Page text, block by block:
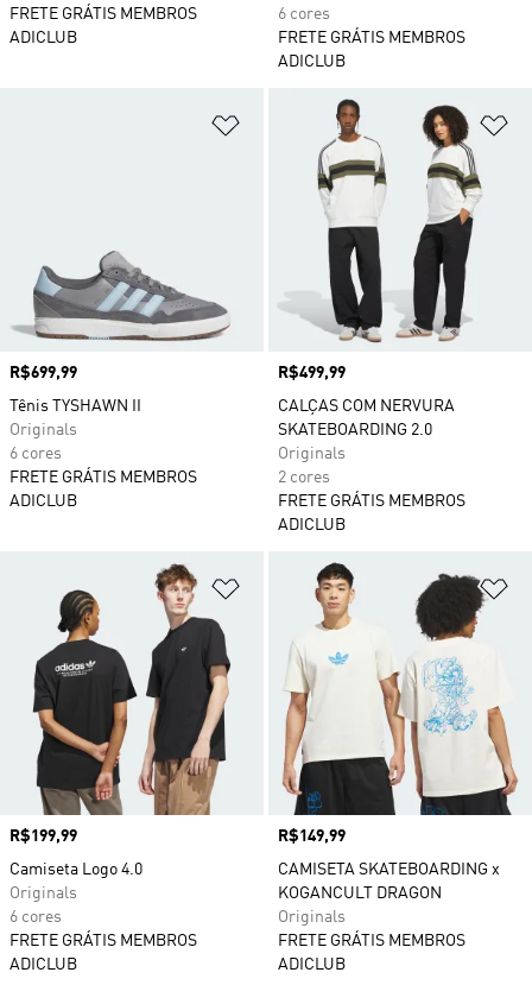
FRETE GRÁTIS MEMBROS
ADICLUB
6 cores
FRETE GRÁTIS MEMBROS
ADICLUB
Adicionar à Lista de Desejos
Preço
R$699,99
Tênis TYSHAWN II
Originals
6 cores
FRETE GRÁTIS MEMBROS
ADICLUB
Preço
R$499,99
CALÇAS COM NERVURA
SKATEBOARDING 2.0
Originals
2 cores
FRETE GRÁTIS MEMBROS
ADICLUB
Adicionar à Lista de Desejos
Preço
R$199,99
Camiseta Logo 4.0
Originals
6 cores
FRETE GRÁTIS MEMBROS
ADICLUB
Preço
R$149,99
CAMISETA SKATEBOARDING x
KOGANCULT DRAGON
Originals
FRETE GRÁTIS MEMBROS
ADICLUB